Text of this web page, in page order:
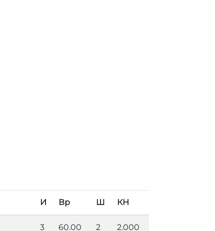
И Вр Ш КН
3 60.00 2 2.000